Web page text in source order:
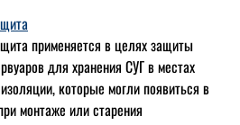
применяется в целях защиты
для хранения СУГ в местах
которые могли появиться в
монтаже или старения